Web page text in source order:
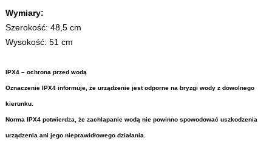
Wymiary:
Szerokość: 48,5 cm
Wysokość: 51 cm
IPX4 – ochrona przed wodą
Oznaczenie IPX4 informuje, że urządzenie jest odporne na bryzgi wody z dowolnego
kierunku.
Norma IPX4 potwierdza, że zachlapanie wodą nie powinno spowodować uszkodzenia
urządzenia ani jego nieprawidłowego działania.